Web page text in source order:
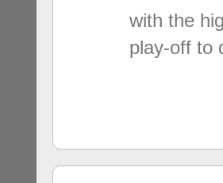
with the
play-off to